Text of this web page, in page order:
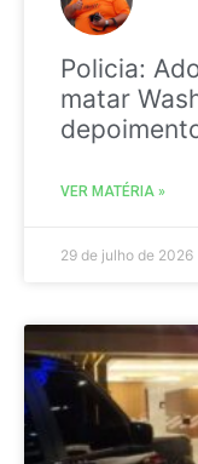
Policia:
matar
VER MATÉRIA »
29 de julho de 2026